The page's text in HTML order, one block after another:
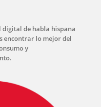
digital de habla hispana
encontrar lo mejor del
y